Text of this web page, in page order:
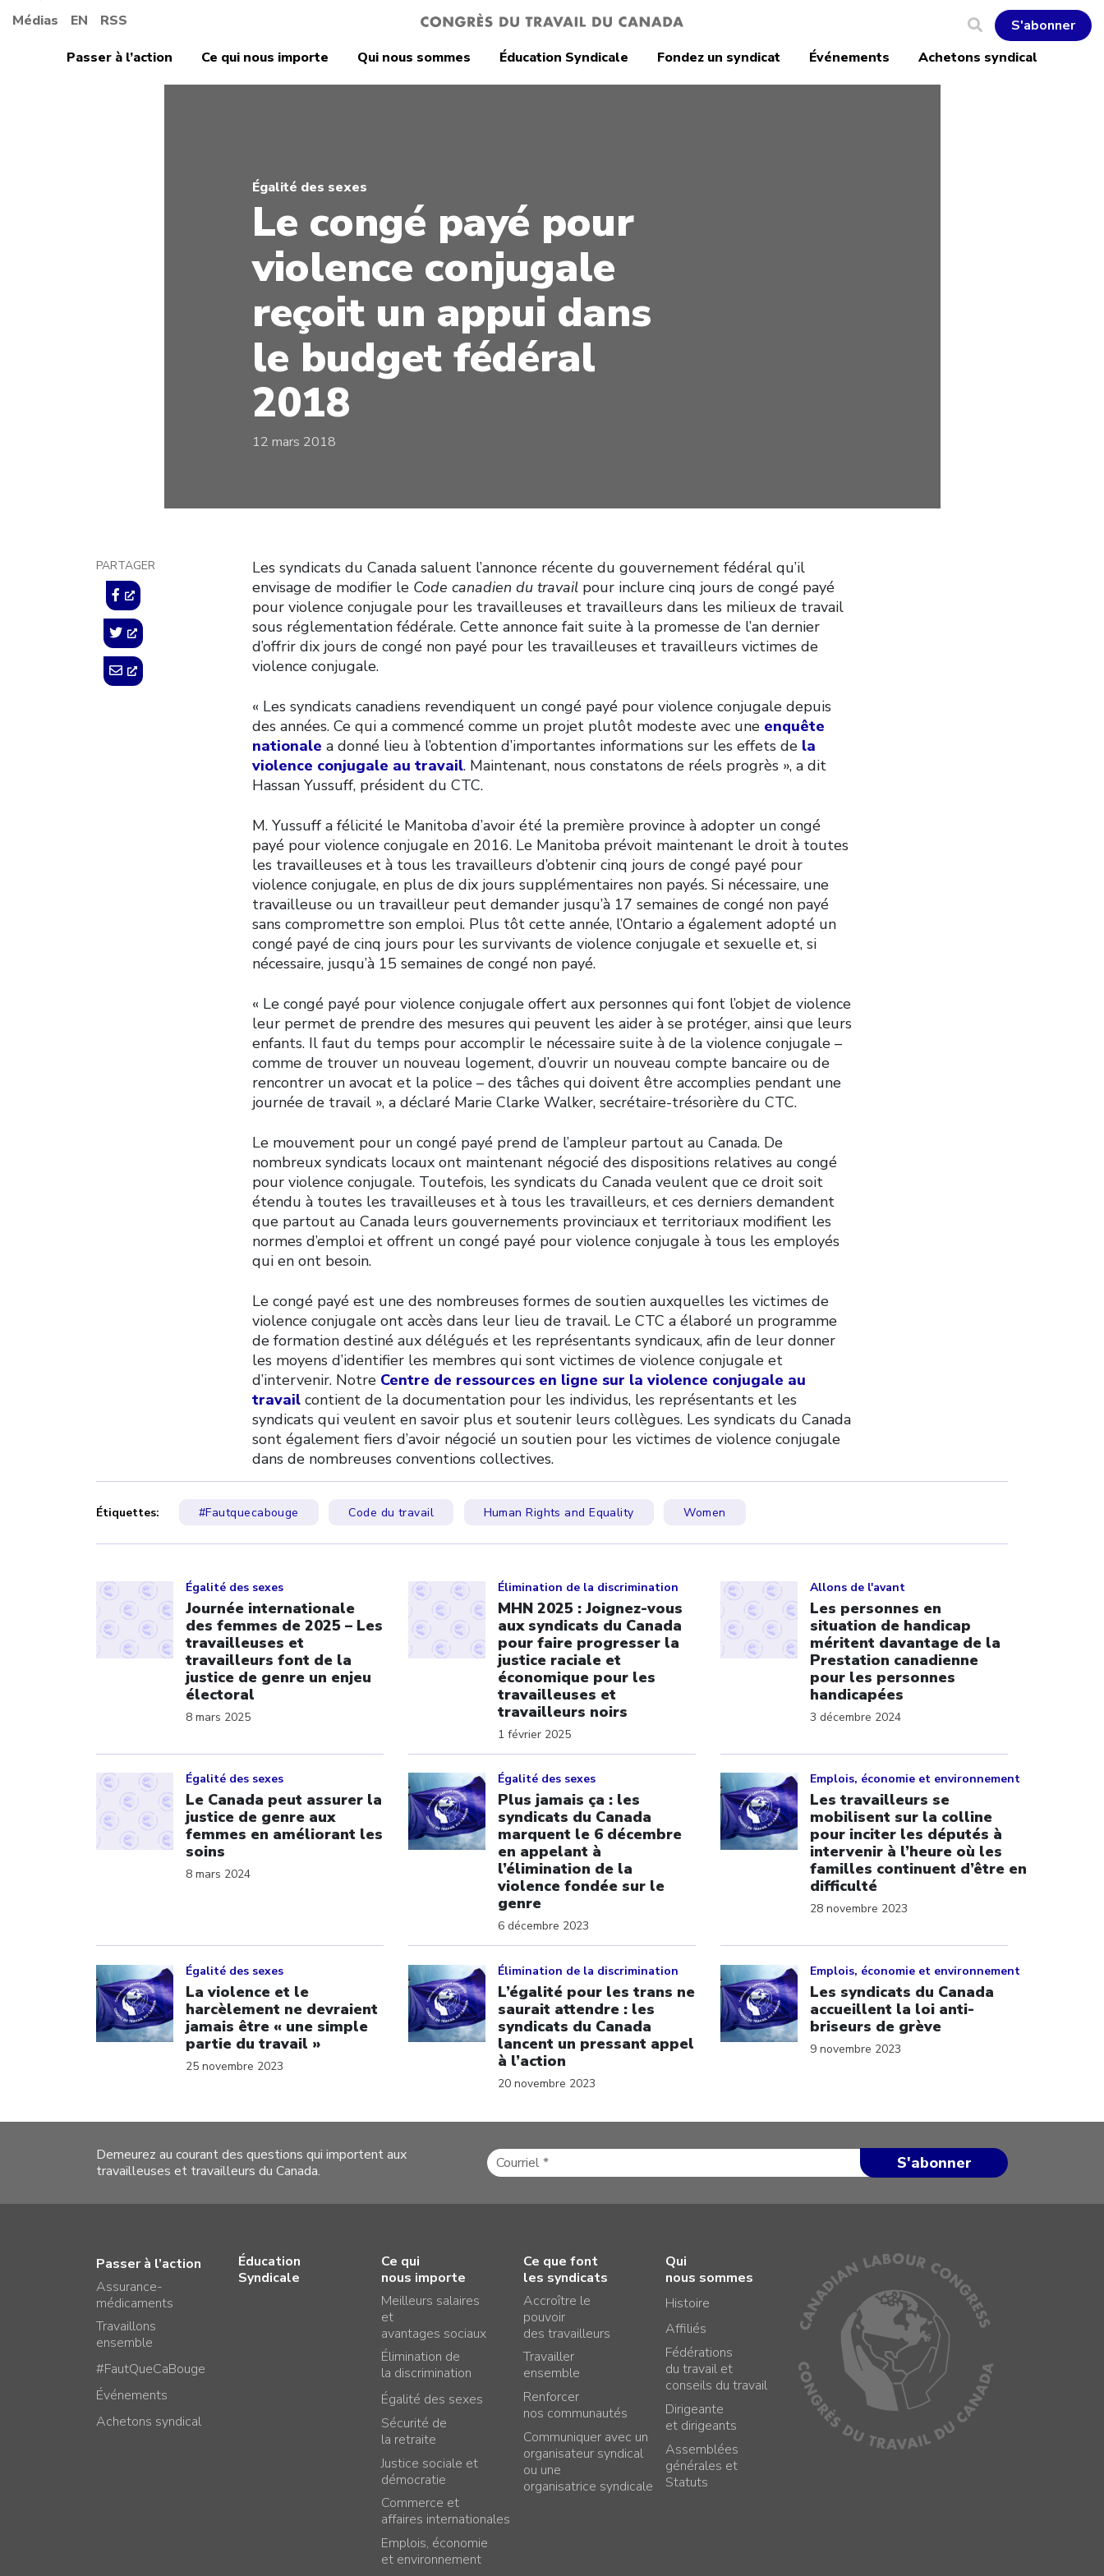
Médias EN RSS
S'abonner
Passer à l’action
Ce qui nous importe Qui nous sommes Éducation Syndicale Fondez un syndicat Événements Achetons syndical
Égalité des sexes
Le congé payé pour
violence conjugale
reçoit un appui dans
le budget fédéral
2018
12 mars 2018
PARTAGER
Les syndicats du Canada saluent l’annonce récente du gouvernement fédéral qu’il
envisage de modifier le Code canadien du travail pour inclure cinq jours de congé payé
pour violence conjugale pour les travailleuses et travailleurs dans les milieux de travail
sous réglementation fédérale. Cette annonce fait suite à la promesse de l’an dernier
d’offrir dix jours de congé non payé pour les travailleuses et travailleurs victimes de
violence conjugale.
« Les syndicats canadiens revendiquent un congé payé pour violence conjugale depuis
des années. Ce qui a commencé comme un projet plutôt modeste avec une enquête
nationale a donné lieu à l’obtention d’importantes informations sur les effets de la
violence conjugale au travail. Maintenant, nous constatons de réels progrès », a dit
Hassan Yussuff, président du CTC.
M. Yussuff a félicité le Manitoba d’avoir été la première province à adopter un congé
payé pour violence conjugale en 2016. Le Manitoba prévoit maintenant le droit à toutes
les travailleuses et à tous les travailleurs d’obtenir cinq jours de congé payé pour
violence conjugale, en plus de dix jours supplémentaires non payés. Si nécessaire, une
travailleuse ou un travailleur peut demander jusqu’à 17 semaines de congé non payé
sans compromettre son emploi. Plus tôt cette année, l’Ontario a également adopté un
congé payé de cinq jours pour les survivants de violence conjugale et sexuelle et, si
nécessaire, jusqu’à 15 semaines de congé non payé.
« Le congé payé pour violence conjugale offert aux personnes qui font l’objet de violence
leur permet de prendre des mesures qui peuvent les aider à se protéger, ainsi que leurs
enfants. Il faut du temps pour accomplir le nécessaire suite à de la violence conjugale –
comme de trouver un nouveau logement, d’ouvrir un nouveau compte bancaire ou de
rencontrer un avocat et la police – des tâches qui doivent être accomplies pendant une
journée de travail », a déclaré Marie Clarke Walker, secrétaire-trésorière du CTC.
Le mouvement pour un congé payé prend de l’ampleur partout au Canada. De
nombreux syndicats locaux ont maintenant négocié des dispositions relatives au congé
pour violence conjugale. Toutefois, les syndicats du Canada veulent que ce droit soit
étendu à toutes les travailleuses et à tous les travailleurs, et ces derniers demandent
que partout au Canada leurs gouvernements provinciaux et territoriaux modifient les
normes d’emploi et offrent un congé payé pour violence conjugale à tous les employés
qui en ont besoin.
Le congé payé est une des nombreuses formes de soutien auxquelles les victimes de
violence conjugale ont accès dans leur lieu de travail. Le CTC a élaboré un programme
de formation destiné aux délégués et les représentants syndicaux, afin de leur donner
les moyens d’identifier les membres qui sont victimes de violence conjugale et
d’intervenir. Notre Centre de ressources en ligne sur la violence conjugale au
travail contient de la documentation pour les individus, les représentants et les
syndicats qui veulent en savoir plus et soutenir leurs collègues. Les syndicats du Canada
sont également fiers d’avoir négocié un soutien pour les victimes de violence conjugale
dans de nombreuses conventions collectives.
Étiquettes: #Fautquecabouge Code du travail Human Rights and Equality Women
Égalité des sexes
Journée internationale
des femmes de 2025 – Les
travailleuses et
travailleurs font de la
justice de genre un enjeu
électoral
8 mars 2025
Élimination de la discrimination
MHN 2025 : Joignez-vous
aux syndicats du Canada
pour faire progresser la
justice raciale et
économique pour les
travailleuses et
travailleurs noirs
1 février 2025
Allons de l'avant
Les personnes en
situation de handicap
méritent davantage de la
Prestation canadienne
pour les personnes
handicapées
3 décembre 2024
Égalité des sexes
Le Canada peut assurer la
justice de genre aux
femmes en améliorant les
soins
8 mars 2024
Égalité des sexes
Plus jamais ça : les
syndicats du Canada
marquent le 6 décembre
en appelant à
l’élimination de la
violence fondée sur le
genre
6 décembre 2023
Emplois, économie et environnement
Les travailleurs se
mobilisent sur la colline
pour inciter les députés à
intervenir à l’heure où les
familles continuent d’être en
difficulté
28 novembre 2023
Égalité des sexes
La violence et le
harcèlement ne devraient
jamais être « une simple
partie du travail »
25 novembre 2023
Élimination de la discrimination
L’égalité pour les trans ne
saurait attendre : les
syndicats du Canada
lancent un pressant appel
à l’action
20 novembre 2023
Emplois, économie et environnement
Les syndicats du Canada
accueillent la loi anti-
briseurs de grève
9 novembre 2023
Demeurez au courant des questions qui importent aux
travailleuses et travailleurs du Canada.
Passer à l’action
Assurance-
médicaments
Travaillons
ensemble
#FautQueCaBouge
Événements
Achetons syndical
Éducation
Syndicale
Ce qui
nous importe
Meilleurs salaires
et
avantages sociaux
Élimination de
la discrimination
Égalité des sexes
Sécurité de
la retraite
Justice sociale et
démocratie
Commerce et
affaires internationales
Emplois, économie
et environnement
Ce que font
les syndicats
Accroître le
pouvoir
des travailleurs
Travailler
ensemble
Renforcer
nos communautés
Communiquer avec un
organisateur syndical
ou une
organisatrice syndicale
Qui
nous sommes
Histoire
Affiliés
Fédérations
du travail et
conseils du travail
Dirigeante
et dirigeants
Assemblées
générales et
Statuts